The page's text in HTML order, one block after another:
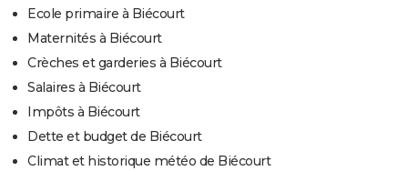
Ecole primaire à Biécourt
Maternités à Biécourt
Crèches et garderies à Biécourt
Salaires à Biécourt
Impôts à Biécourt
Dette et budget de Biécourt
Climat et historique météo de Biécourt